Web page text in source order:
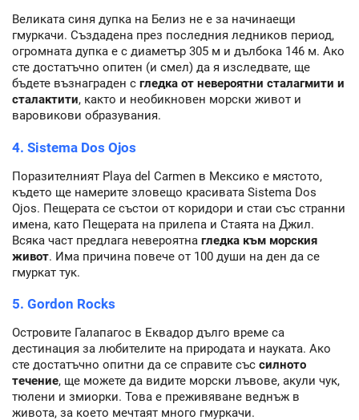
Великата синя дупка на Белиз не е за начинаещи
гмуркачи. Създадена през последния ледников период,
огромната дупка е с диаметър 305 м и дълбока 146 м. Ако
сте достатъчно опитен (и смел) да я изследвате, ще
бъдете възнаграден с гледка от невероятни сталагмити и
сталактити, както и необикновен морски живот и
варовикови образувания.
4. Sistema Dos Ojos
Поразителният Playa del Carmen в Мексико е мястото,
където ще намерите зловещо красивата Sistema Dos
Ojos. Пещерата се състои от коридори и стаи със странни
имена, като Пещерата на прилепа и Стаята на Джил.
Всяка част предлага невероятна гледка към морския
живот. Има причина повече от 100 души на ден да се
гмуркат тук.
5. Gordon Rocks
Островите Галапагос в Еквадор дълго време са
дестинация за любителите на природата и науката. Ако
сте достатъчно опитни да се справите със силното
течение, ще можете да видите морски лъвове, акули чук,
тюлени и змиорки. Това е преживяване веднъж в
живота, за което мечтаят много гмуркачи.